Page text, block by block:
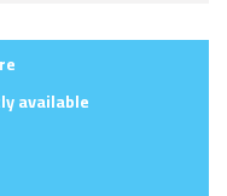
available